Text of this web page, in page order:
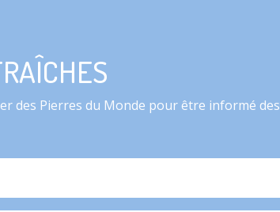
des Pierres du Monde pour être informé des